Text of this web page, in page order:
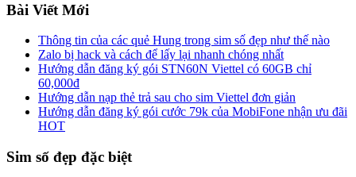
Bài Viết Mới
Thông tin của các quẻ Hung trong sim số đẹp như thế nào
Zalo bị hack và cách để lấy lại nhanh chóng nhất
Hướng dẫn đăng ký gói STN60N Viettel có 60GB chỉ
60,000đ
Hướng dẫn nạp thẻ trả sau cho sim Viettel đơn giản
Hướng dẫn đăng ký gói cước 79k của MobiFone nhận ưu đãi
HOT
Sim số đẹp đặc biệt